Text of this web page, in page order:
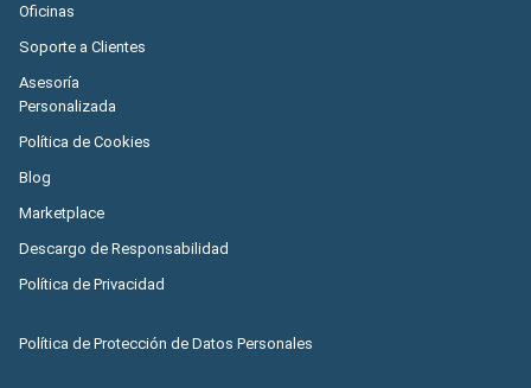
Oficinas
Soporte a Clientes
Asesoría
Personalizada
Política de Cookies
Blog
Marketplace
Descargo de Responsabilidad
Política de Privacidad
Política de Protección de Datos Personales